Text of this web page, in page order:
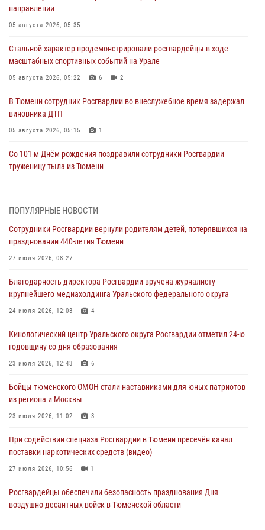
направлении
05 августа 2026, 05:35
Стальной характер продемонстрировали росгвардейцы в ходе
масштабных спортивных событий на Урале
05 августа 2026, 05:22 6 2
В Тюмени сотрудник Росгвардии во внеслужебное время задержал
виновника ДТП
05 августа 2026, 05:15 1
Со 101-м Днём рождения поздравили сотрудники Росгвардии
труженицу тыла из Тюмени
Спецназ Росгвардии провел комплексную тренировку в полевых
04 августа 2026, 06:28 4
Тюменские правоохранители провели соревнования по стрельбе
03 августа 2026, 07:35
Росгвардия противодействует БПЛА ВСУ на южном направлении
03 августа 2026, 07:29
Росгвардейцы обеспечили безопасность празднования Дня
03 августа 2026, 07:23
ПОПУЛЯРНЫЕ НОВОСТИ
Сотрудники Росгвардии вернули родителям детей, потерявшихся на
праздновании 440-летия Тюмени
27 июля 2026, 08:27
Благодарность директора Росгвардии вручена журналисту
крупнейшего медиахолдинга Уральского федерального округа
24 июля 2026, 12:03 4
Кинологический центр Уральского округа Росгвардии отметил 24-ю
годовщину со дня образования
23 июля 2026, 12:43 6
Бойцы тюменского ОМОН стали наставниками для юных патриотов
из региона и Москвы
23 июля 2026, 11:02 3
При содействии спецназа Росгвардии в Тюмени пресечён канал
поставки наркотических средств (видео)
27 июля 2026, 10:56 1
Росгвардейцы обеспечили безопасность празднования Дня
воздушно-десантных войск в Тюменской области